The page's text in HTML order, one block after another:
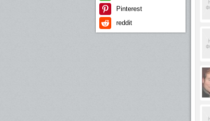
Pinterest
reddit